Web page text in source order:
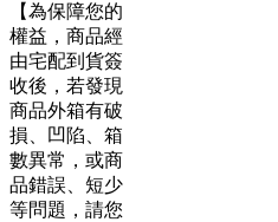
【為保障您的
權益，商品經
由宅配到貨簽
收後，若發現
商品外箱有破
損、凹陷、箱
數異常，或商
品錯誤、短少
等問題，請您